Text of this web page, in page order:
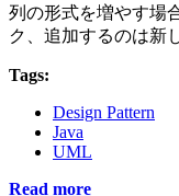
列の形式を増やす場
ク、追加するのは新
Tags:
Design Pattern
Java
UML
Read more